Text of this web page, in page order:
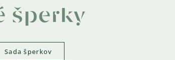
šperky
Sada šperkov